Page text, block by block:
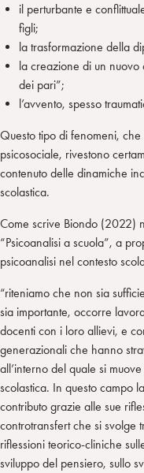
il perturbante e
figli;
la trasformazione della
la creazione di un nuovo
dei pari”;
l’avvento, spesso
Questo tipo di fenomeni,
psicosociale, rivestono
contenuto delle dinamiche
scolastica.
Come scrive Biondo (2022)
“Psicoanalisi a scuola”, a
psicoanalisi nel contesto
“riteniamo che non sia
sia importante, occorre
docenti con i loro allievi, e
generazionali che hanno
all’interno del quale si
scolastica. In questo campo
contributo grazie alle sue
controtransfert che si svolge
riflessioni teorico-cliniche
sviluppo del pensiero, sullo